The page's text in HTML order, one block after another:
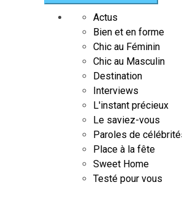
Actus
Bien et en forme
Chic au Féminin
Chic au Masculin
Destination
Interviews
L'instant précieux
Le saviez-vous
Paroles de
Place à la fête
Sweet Home
Testé pour vous